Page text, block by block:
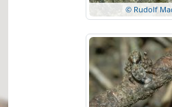
© Rudolf